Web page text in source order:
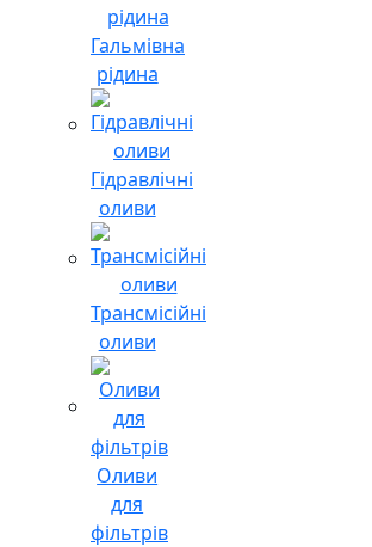
Гальмівна
рідина
Гідравлічні
оливи
Трансмісійні
оливи
Оливи
для
фільтрів